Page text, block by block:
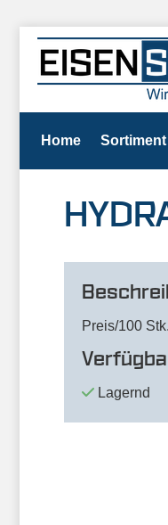
Home Sortiment
Preis/100 Stk.
Lagernd